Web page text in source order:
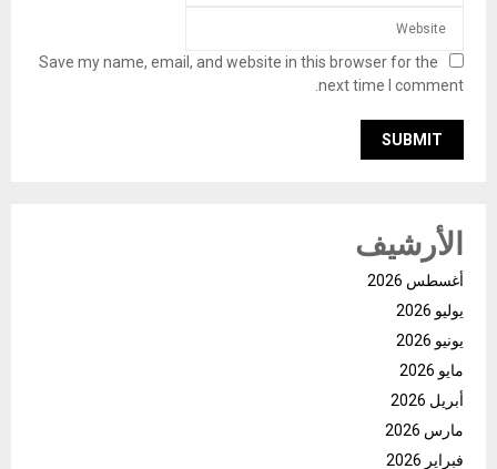
Save my name, email, and website in this browser for the
next time I comment.
الأرشيف
أغسطس 2026
يوليو 2026
يونيو 2026
مايو 2026
أبريل 2026
مارس 2026
فبراير 2026